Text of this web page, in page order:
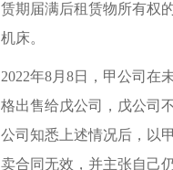
赁期届满后租赁物所有权
机床。
2022年8月8日，甲公司在
格出售给戊公司，戊公司
公司知悉上述情况后，以
卖合同无效，并主张自己